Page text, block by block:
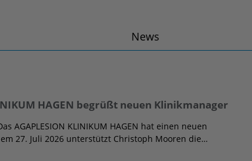
News
HAGEN begrüßt neuen Klinikmanager
AGAPLESION KLINIKUM HAGEN hat einen neuen
27. Juli 2026 unterstützt Christoph Mooren die…